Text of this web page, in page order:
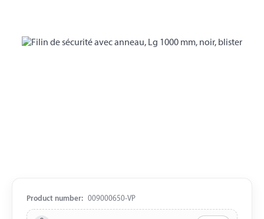
Skip image gallery
Product number: 009000650-VP